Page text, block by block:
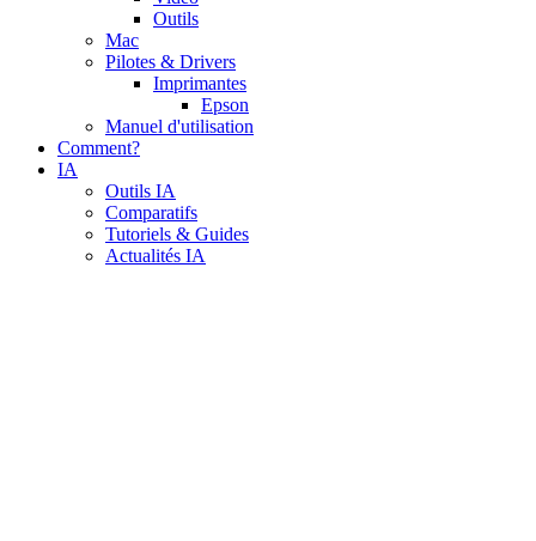
Outils
Mac
Pilotes & Drivers
Imprimantes
Epson
Manuel d'utilisation
Comment?
IA
Outils IA
Comparatifs
Tutoriels & Guides
Actualités IA